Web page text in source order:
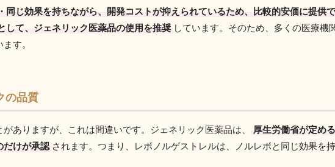
同じ効果を持ちながら、開発コストが抑えられているため、比較的安価に提供
して、ジェネリック医薬品の使用を推奨 しています。そのため、多くの医療機
す。
の品質
ありますが、これは間違いです。ジェネリック医薬品は、
厚生労働省が定め
だけが承認 されます。つまり、レボノルゲストレルは、ノルレボと同じ効果を